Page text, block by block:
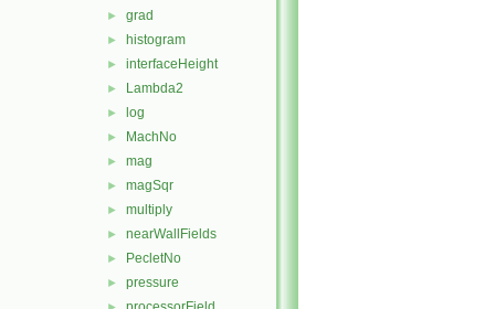
► grad
► histogram
► interfaceHeight
► Lambda2
► log
► MachNo
► mag
► magSqr
► multiply
► nearWallFields
► PecletNo
► pressure